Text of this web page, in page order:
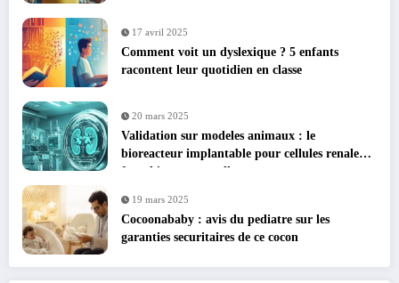
17 avril 2025
Comment voit un dyslexique ? 5 enfants
racontent leur quotidien en classe
20 mars 2025
Validation sur modeles animaux : le
bioreacteur implantable pour cellules renales
franchit une nouvelle etape
19 mars 2025
Cocoonababy : avis du pediatre sur les
garanties securitaires de ce cocon